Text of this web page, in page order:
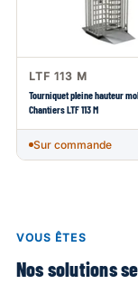
LTF 113 M
Tourniquet pleine hauteur
Chantiers LTF 113 M
Sur commande
VOUS ÊTES
Nos solutions